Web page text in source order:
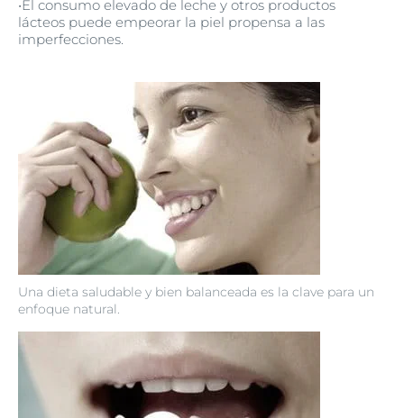
Una dieta saludable y bien balanceada es la clave para un
enfoque natural.
•El consumo elevado de leche y otros productos
lácteos puede empeorar la piel propensa a las
imperfecciones.